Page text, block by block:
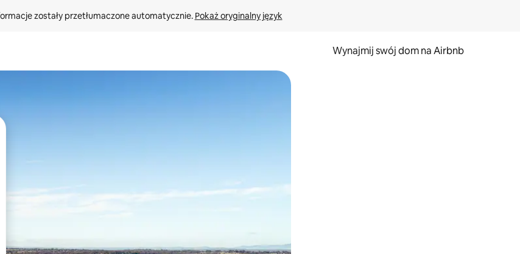
zostały przetłumaczone automatycznie. Pokaż oryginalny język
Wynajmij swój dom na Airbnb
pomocą klawiszy strzałek w górę i w dół lub przeglądać je za pomocą gestów dotykowych lub przesuwania.